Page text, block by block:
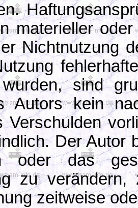
materieller
Nichtnutzung
sind
Autors kein
Verschulden
Der Autor
oder das
zu
zeitweise